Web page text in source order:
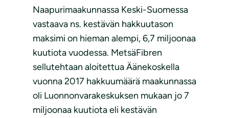
Naapurimaakunnassa Keski-Suomessa
vastaava ns. kestävän hakkuutason
maksimi on hieman alempi, 6,7 miljoonaa
kuutiota vuodessa. MetsäFibren
sellutehtaan aloitettua Äänekoskella
vuonna 2017 hakkuumäärä maakunnassa
oli Luonnonvarakeskuksen mukaan jo 7
miljoonaa kuutiota eli kestävän